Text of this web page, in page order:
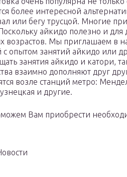
более интересной
или бегу трусцой. Многие
айкидо полезно и для
возрастов. Мы приглашаем в
с опытом занятий айкидо или
занятия айкидо и катори,
взаимно дополняют друг
возле станций метро:
и другие.
Вам приобрести